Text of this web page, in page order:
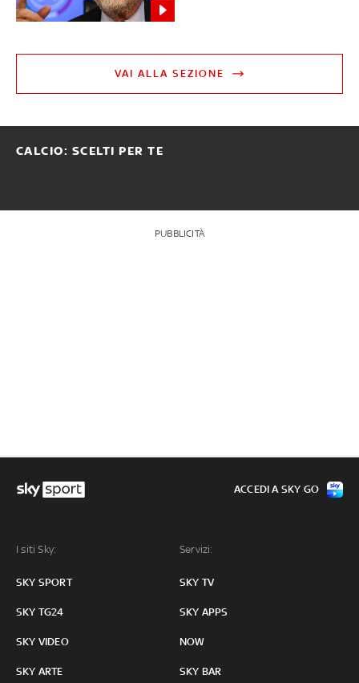
VAI ALLA SEZIONE
CALCIO: SCELTI PER TE
PUBBLICITÀ
I siti Sky:
SKY SPORT
SKY TG24
SKY VIDEO
SKY ARTE
Servizi:
SKY TV
SKY APPS
NOW
SKY BAR
ACCEDI A SKY GO